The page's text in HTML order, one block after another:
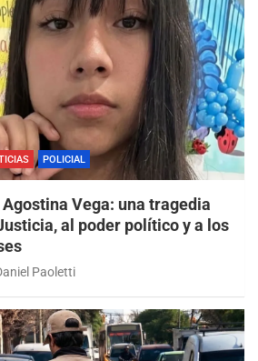
POLICIAL
Agostina Vega: una tragedia
al poder político y a los
Paoletti